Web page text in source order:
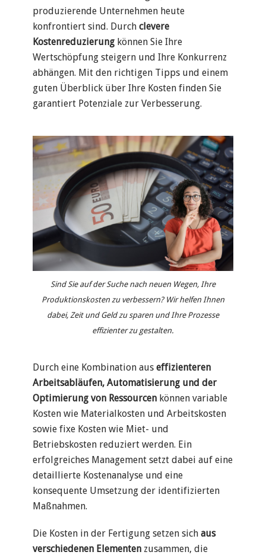
produzierende Unternehmen heute
konfrontiert sind. Durch clevere
Kostenreduzierung können Sie Ihre
Wertschöpfung steigern und Ihre Konkurrenz
abhängen. Mit den richtigen Tipps und einem
guten Überblick über Ihre Kosten finden Sie
garantiert Potenziale zur Verbesserung.
Sind Sie auf der Suche nach neuen Wegen, Ihre
Produktionskosten zu verbessern? Wir helfen Ihnen
dabei, Zeit und Geld zu sparen und Ihre Prozesse
effizienter zu gestalten.
Durch eine Kombination aus effizienteren
Arbeitsabläufen, Automatisierung und der
Optimierung von Ressourcen können variable
Kosten wie Materialkosten und Arbeitskosten
sowie fixe Kosten wie Miet- und
Betriebskosten reduziert werden. Ein
erfolgreiches Management setzt dabei auf eine
detaillierte Kostenanalyse und eine
konsequente Umsetzung der identifizierten
Maßnahmen.
Die Kosten in der Fertigung setzen sich aus
verschiedenen Elementen zusammen, die